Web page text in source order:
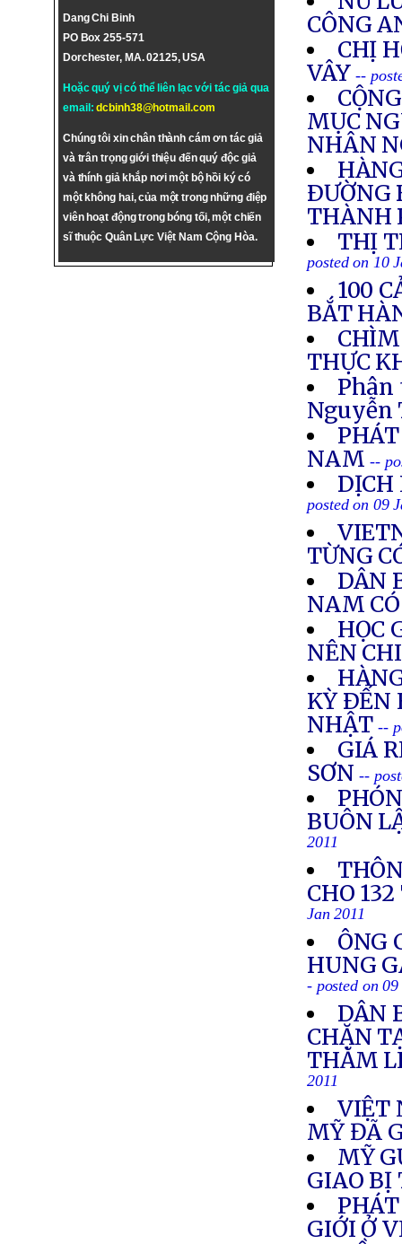
Dang Chi Binh
PO Box 255-571
Dorchester, MA. 02125, USA
Hoặc quý vị có thể liên lạc với tác giả qua
email:dcbinh38@hotmail.com
Chúng tôi xin chân thành cám ơn tác giả
và trân trọng giới thiệu đến quý độc giả
và thính giả khắp nơi một bộ hồi ký có
một không hai, của một trong những điệp
viên hoạt động trong bóng tối, một chiến
sĩ thuộc Quân Lực Việt Nam Cộng Hòa.
CÔNG
CHỊ
VÂY--
MỤC
NHÂN
ÐƯỜNG
THÀNH
THỊ
posted on 10
100
BẮT
THỰC
Phân
Nguyễn
NAM--
DỊCH
posted on 09
TỪNG
DÂN
NAM
HỌC
NÊN
KỲ ÐẾN
NHẬT--
GIÁ
SƠN--
BUÔN
2011
CHO
Jan 2011
ÔNG
HUNG
- posted on
DÂN
CHẶN
THĂM
2011
VIỆT
MỸ ĐÃ
MỸ
GIAO BỊ
GIỚI Ở